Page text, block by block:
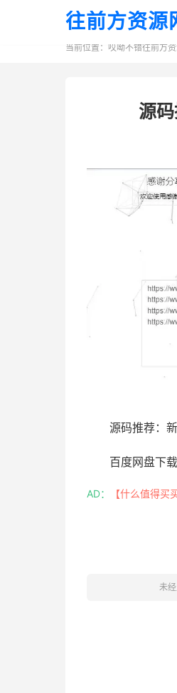
往前方资源
当前位置： 哎呦不错往前方
源
源码推荐：
百度网盘下
AD： 【什么值得
未经